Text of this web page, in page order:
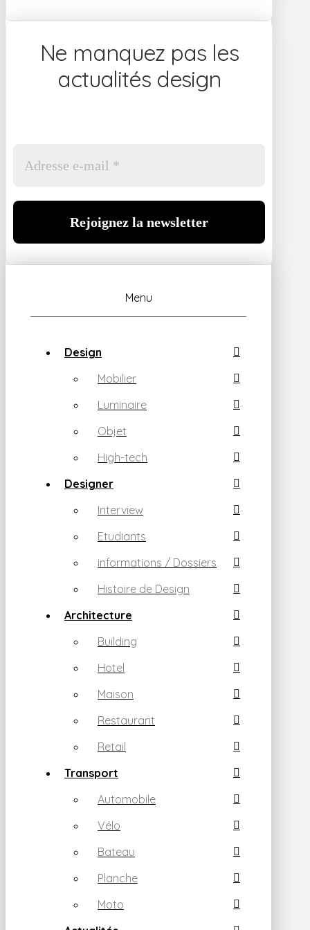
Ne manquez pas les
actualités design
Menu
Design
Mobilier
Luminaire
Objet
High-tech
Designer
Interview
Etudiants
informations / Dossiers
Histoire de Design
Architecture
Building
Hotel
Maison
Restaurant
Retail
Transport
Automobile
Vélo
Bateau
Planche
Moto